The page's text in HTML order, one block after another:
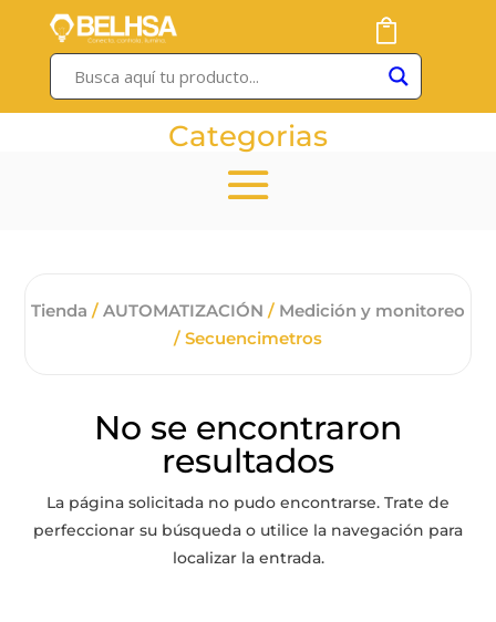
Categorias
Tienda / AUTOMATIZACIÓN / Medición y monitoreo
/ Secuencimetros
No se encontraron
resultados
La página solicitada no pudo encontrarse. Trate de
perfeccionar su búsqueda o utilice la navegación para
localizar la entrada.